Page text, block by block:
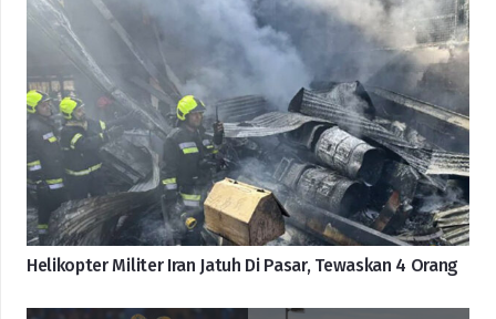
Helikopter Militer Iran Jatuh Di Pasar, Tewaskan 4 Orang